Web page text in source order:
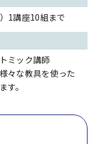
1講座10組まで
ミック講師
々な教具を使った
す。